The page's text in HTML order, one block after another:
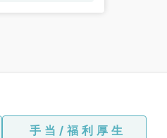
手当/福利厚生